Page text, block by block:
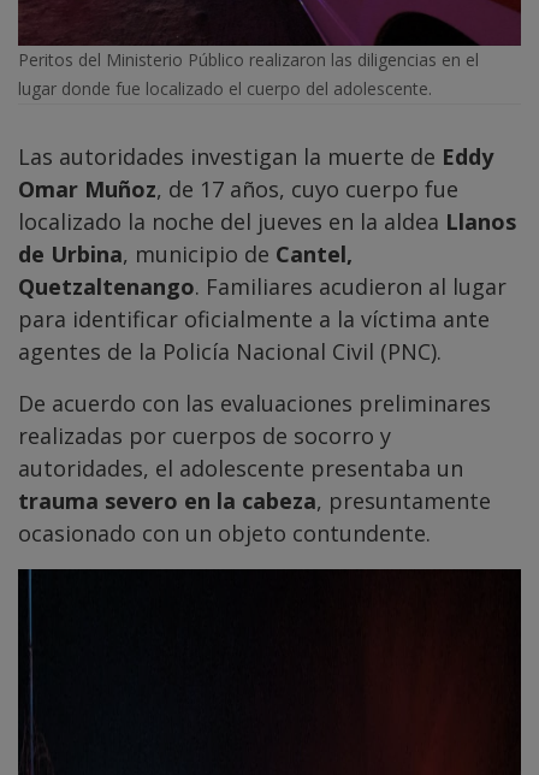
Peritos del Ministerio Público realizaron las diligencias en el
lugar donde fue localizado el cuerpo del adolescente.
Las autoridades investigan la muerte de Eddy
Omar Muñoz, de 17 años, cuyo cuerpo fue
localizado la noche del jueves en la aldea Llanos
de Urbina, municipio de Cantel,
Quetzaltenango. Familiares acudieron al lugar
para identificar oficialmente a la víctima ante
agentes de la Policía Nacional Civil (PNC).
De acuerdo con las evaluaciones preliminares
realizadas por cuerpos de socorro y
autoridades, el adolescente presentaba un
trauma severo en la cabeza, presuntamente
ocasionado con un objeto contundente.